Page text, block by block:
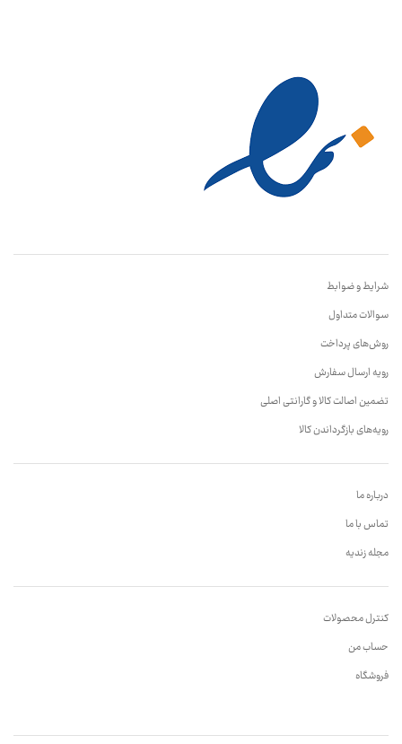
شرایط و ضوابط
سوالات متداول
روش‌های پرداخت
رویه ارسال سفارش
تضمین اصالت کالا و گارانتی اصلی
رویه‌های بازگرداندن کالا
درباره ما
تماس با ما
مجله زندیه
کنترل محصولات
حساب من
فروشگاه